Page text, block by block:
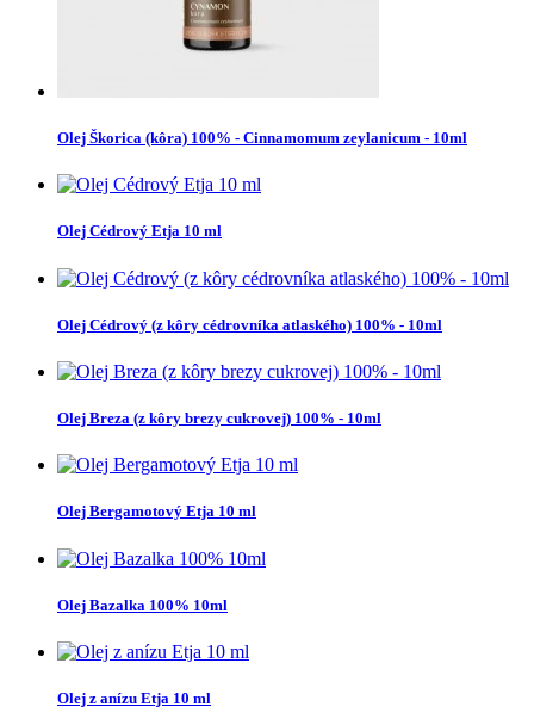
Olej Škorica (kôra) 100% - Cinnamomum zeylanicum - 10ml
Olej Cédrový Etja 10 ml
Olej Cédrový (z kôry cédrovníka atlaského) 100% - 10ml
Olej Breza (z kôry brezy cukrovej) 100% - 10ml
Olej Bergamotový Etja 10 ml
Olej Bazalka 100% 10ml
Olej z anízu Etja 10 ml